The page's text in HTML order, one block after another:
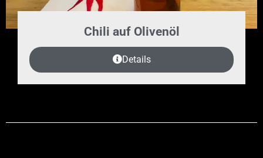
Chili auf Olivenöl
Details